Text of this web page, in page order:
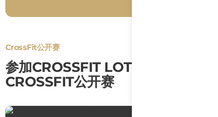
CrossFit公开赛
参加CROSSFIT LOTUS的
CROSSFIT公开赛